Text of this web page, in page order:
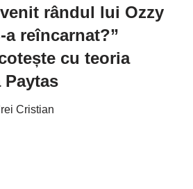
rândul lui Ozzy
a reîncarnat?”
cu teoria
Paytas
Cristian